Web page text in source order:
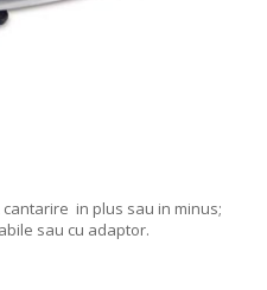
in plus sau in minus;
sau cu adaptor.